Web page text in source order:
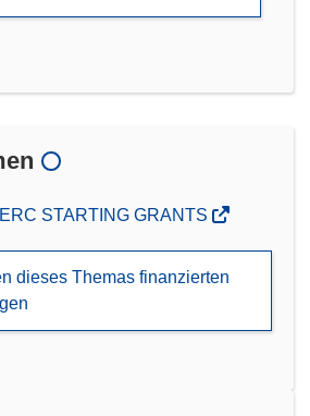
STARTING GRANTS
dieses Themas finanzierten